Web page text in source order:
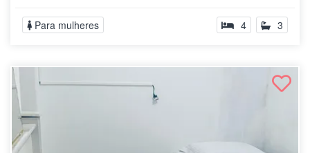
Para mulheres 4 3